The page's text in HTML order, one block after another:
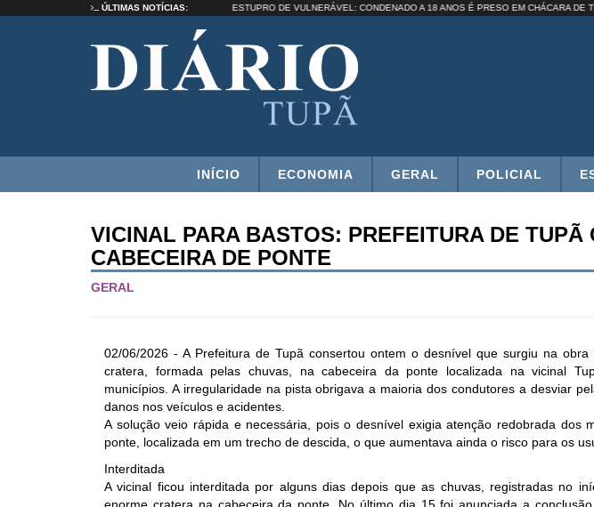
ÚLTIMAS NOTÍCIAS:
RECONSTRUIR UMA SELEÇÃO” ESTUPRO DE VULNERÁVEL: CONDENADO A 18 ANOS É PRESO EM CHÁCARA
INÍCIO ECONOMIA GERAL POLICIAL
VICINAL PARA BASTOS: PREFEITURA DE TUPÃ
CABECEIRA DE PONTE
GERAL
02/06/2026 - A Prefeitura de Tupã consertou ontem o desnível que surgiu na
cratera, formada pelas chuvas, na cabeceira da ponte localizada na vicinal
municípios. A irregularidade na pista obrigava a maioria dos condutores a desviar
danos nos veículos e acidentes.
A solução veio rápida e necessária, pois o desnível exigia atenção redobrada dos
ponte, localizada em um trecho de descida, o que aumentava ainda o risco para os
Interditada
A vicinal ficou interditada por alguns dias depois que as chuvas, registradas no
enorme cratera na cabeceira da ponte. No último dia 15 foi anunciada a